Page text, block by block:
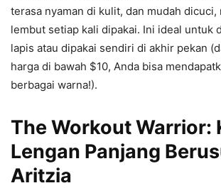
terasa nyaman di kulit, dan mudah dicuci,
lembut setiap kali dipakai. Ini ideal untuk
lapis atau dipakai sendiri di akhir pekan
harga di bawah $10, Anda bisa
berbagai warna!).
The Workout Warrior:
Lengan Panjang
Aritzia